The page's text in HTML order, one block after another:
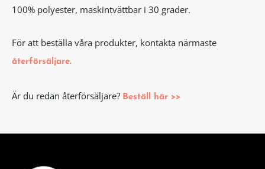
100% polyester, maskintvättbar i 30 grader.
För att beställa våra produkter, kontakta närmaste
återförsäljare.
Är du redan återförsäljare? Beställ här >>